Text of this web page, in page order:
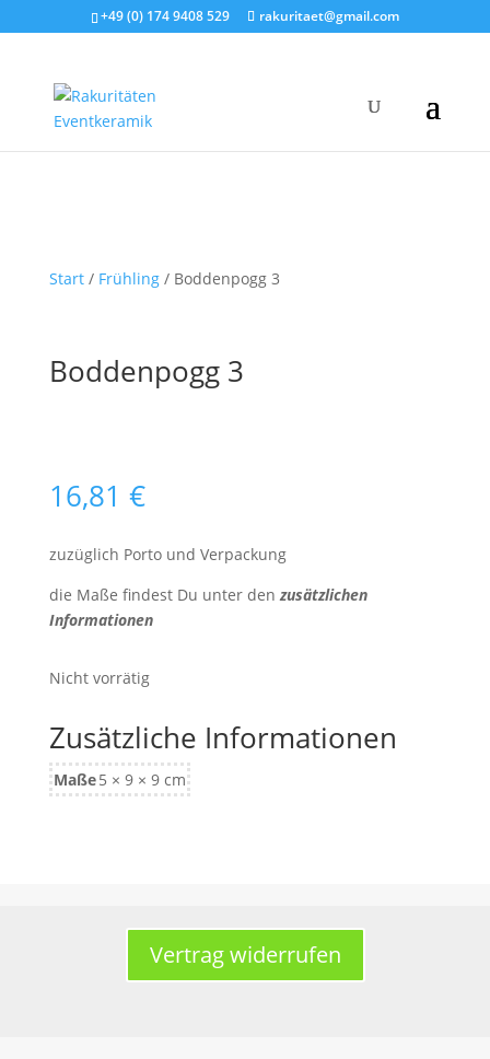
+49 (0) 174 9408 529 rakuritaet@gmail.com
Start/ Frühling/ Boddenpogg 3
Boddenpogg 3
16,81 €
zuzüglich Porto und Verpackung
die Maße findest Du unter denzusätzlichen
Informationen
Nicht vorrätig
Zusätzliche Informationen
Maße5 × 9 × 9 cm
Vertrag widerrufen